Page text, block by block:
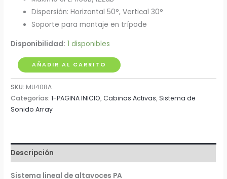
Dispersión: Horizontal 50°, Vertical 30°
Soporte para montaje en trípode
Disponibilidad: 1 disponibles
Cabina
Lineal
Beta
Three
MU408A
AÑADIR AL CARRITO
SKU: MU408A
Categorías:1-PAGINA INICIO,Cabinas Activas,Sistema de
Sonido Array
Descripción
Sistema lineal de altavoces PA